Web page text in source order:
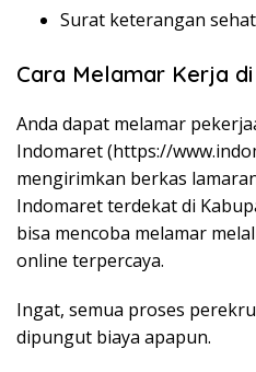
Surat keterangan
Cara Melamar Kerja
Anda dapat melamar
Indomaret (https://
mengirimkan berkas
Indomaret terdekat di
bisa mencoba melamar
online terpercaya.
Ingat, semua proses
dipungut biaya apapun.